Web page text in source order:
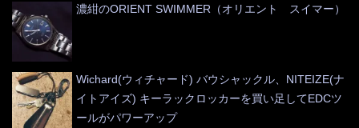
濃紺のORIENT SWIMMER（オリエント スイマー）
Wichard(ウィチャード) バウシャックル、NITEIZE(ナ
イトアイズ) キーラックロッカーを買い足してEDCツ
ールがパワーアップ